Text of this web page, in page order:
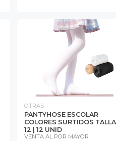
OTRAS
PANTYHOSE ESCOLAR
COLORES SURTIDOS TALLA
12 | 12 UNID
VENTA AL POR MAYOR